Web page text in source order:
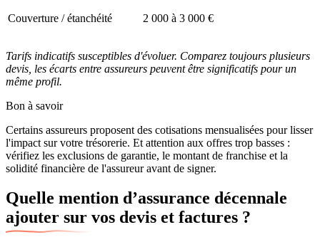
Couverture / étanchéité 2 000 à 3 000 €
Tarifs indicatifs susceptibles d'évoluer. Comparez toujours plusieurs
devis, les écarts entre assureurs peuvent être significatifs pour un
même profil.
Bon à savoir
Certains assureurs proposent des cotisations mensualisées pour lisser
l'impact sur votre trésorerie. Et attention aux offres trop basses :
vérifiez les exclusions de garantie, le montant de franchise et la
solidité financière de l'assureur avant de signer.
Quelle mention d’assurance décennale
ajouter sur vos devis et factures ?